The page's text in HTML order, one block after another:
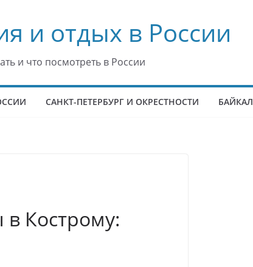
и отдых в России
и что посмотреть в России
САНКТ-ПЕТЕРБУРГ И ОКРЕСТНОСТИ БАЙКАЛ
в Кострому: